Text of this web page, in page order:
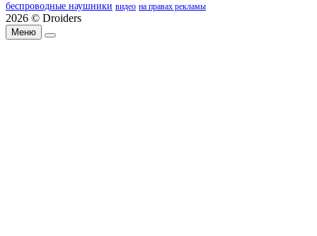
беспроводные наушники видео на правах рекламы
2026 © Droiders
Меню